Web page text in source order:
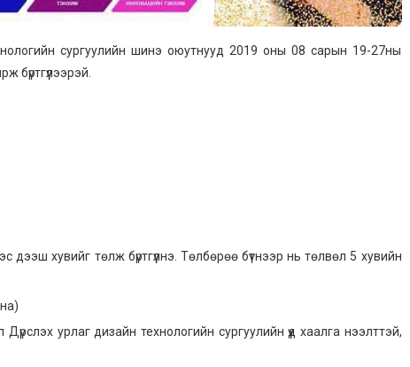
сургуулийн шинэ оюутнууд 2019 оны 08 сарын 19-27ны
хувийг төлж бүртгүүлнэ. Төлбөрөө бүтнээр нь төлвөл 5 хувийн
урлаг дизайн технологийн сургуулийн үүд хаалга нээлттэй,